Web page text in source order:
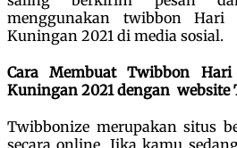
menggunakan twibbon Hari
Kuningan 2021 di media sosial.
Cara Membuat Twibbon
Kuningan 2021dengan website
Twibbonize merupakan situs